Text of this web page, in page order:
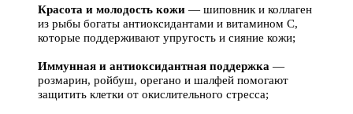
Красота и молодость кожи — шиповник и коллаген
из рыбы богаты антиоксидантами и витамином C,
которые поддерживают упругость и сияние кожи;
Иммунная и антиоксидантная поддержка —
розмарин, ройбуш, орегано и шалфей помогают
защитить клетки от окислительного стресса;